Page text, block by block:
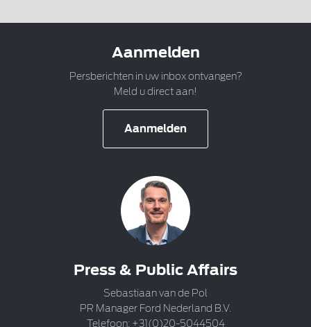
Aanmelden
Persberichten in uw inbox ontvangen?
Meld u direct aan!
Aanmelden
Press & Public Affairs
Sebastiaan van de Pol
PR Manager Ford Nederland B.V.
Telefoon: +31(0)20-5044504